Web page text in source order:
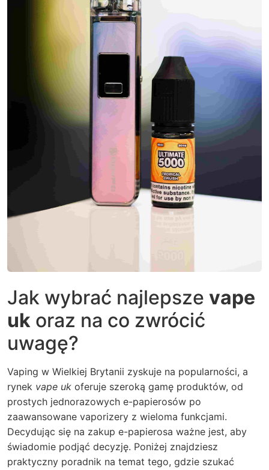
Jak wybrać najlepsze vape
uk oraz na co zwrócić
uwagę?
Vaping w Wielkiej Brytanii zyskuje na popularności, a
rynek vape uk oferuje szeroką gamę produktów, od
prostych jednorazowych e-papierosów po
zaawansowane vaporizery z wieloma funkcjami.
Decydując się na zakup e-papierosa ważne jest, aby
świadomie podjąć decyzję. Poniżej znajdziesz
praktyczny poradnik na temat tego, gdzie szukać